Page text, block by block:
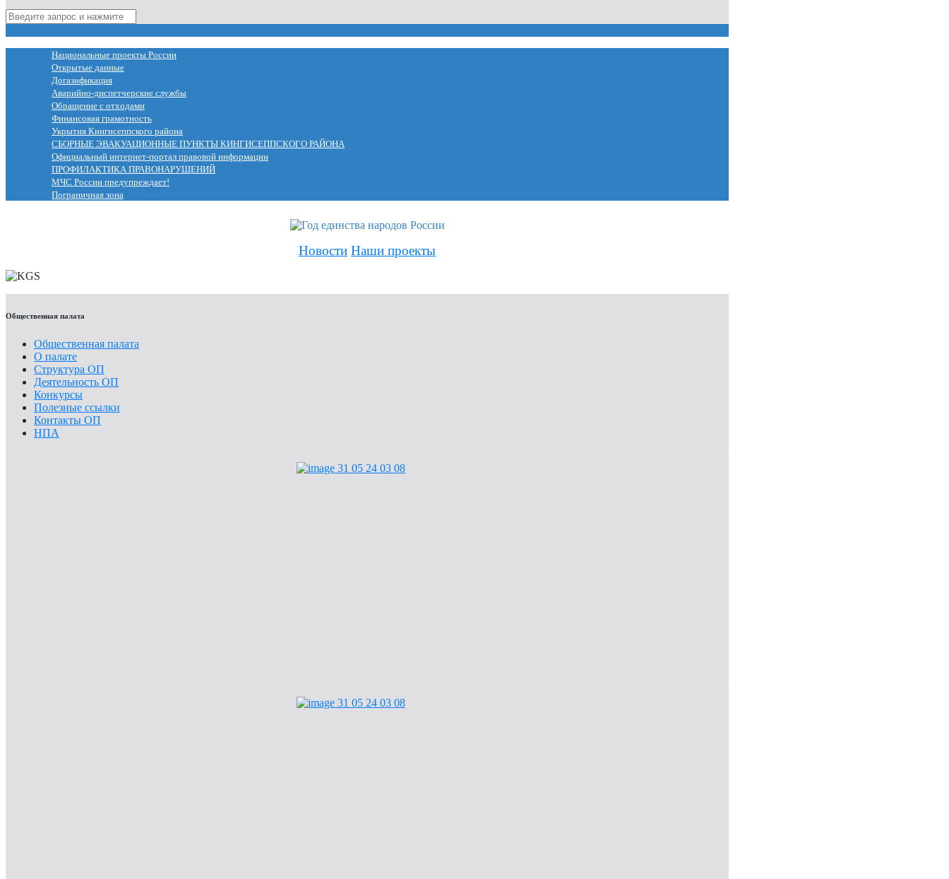
Национальные проекты России
Открытые данные
Догазификация
Аварийно-диспетчерские службы
Обращение с отходами
Финансовая грамотность
Укрытия Кингисеппского района
СБОРНЫЕ ЭВАКУАЦИОННЫЕ ПУНКТЫ КИНГИСЕППСКОГО РАЙОНА
Официальный интернет-портал правовой информации
ПРОФИЛАКТИКА ПРАВОНАРУШЕНИЙ
МЧС России предупреждает!
Пограничная зона
Новости Наши проекты
Общественная палата
Общественная палата
О палате
Структура ОП
Деятельность ОП
Конкурсы
Полезные ссылки
Контакты ОП
НПА